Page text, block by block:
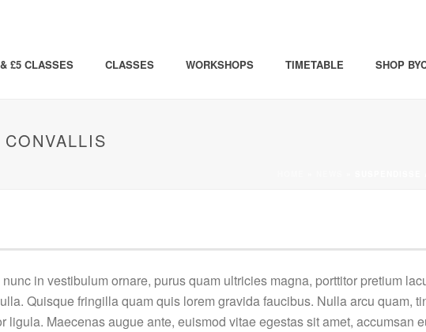
£5 CLASSES CLASSES WORKSHOPS TIMETABLE SHOP
in vestibulum ornare, purus quam ultricies magna, porttitor pretium
Quisque fringilla quam quis lorem gravida faucibus. Nulla arcu quam,
Maecenas augue ante, euismod vitae egestas sit amet, accumsan